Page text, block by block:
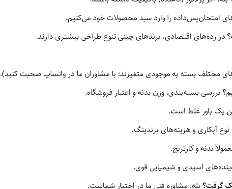
امتحان‌پس‌داده را وارد سبد محصولات خود می‌کنیم.
در رده‌های اقتصادی، برندهای چینی تنوع طراحی بیشتری دارند.
مختلف بسته به موجودی متغیرند؛ با مشاوران ما در واتساپ صحبت کنید).
بررسی بسته‌بندی، وزن بدنه و اعتبار فروشگاه.
یک باور غلط است.
نوع آبکاری و هزینه‌های برندینگ.
بدنه و کارتریج.
اسیدی و شیمیایی قوی.
گرفت؟ بله، مشاوره فنی ما در اختیار شماست.